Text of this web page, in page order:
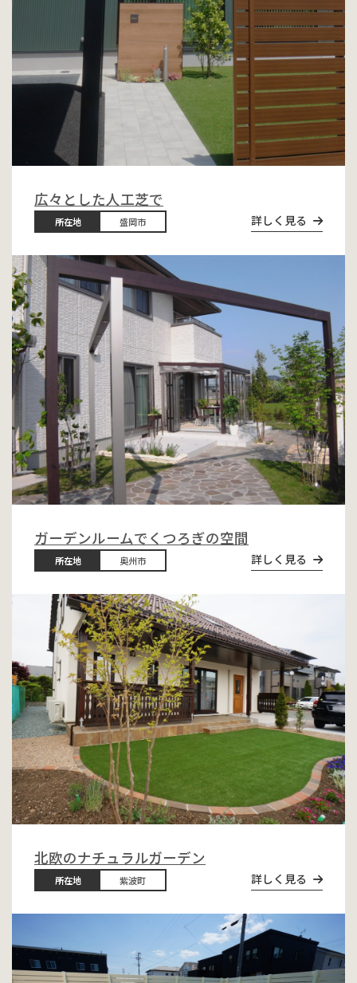
広々とした人工芝で
所在地 盛岡市 詳しく見る
ガーデンルームでくつろぎの空間
所在地 奥州市 詳しく見る
北欧のナチュラルガーデン
所在地 紫波町 詳しく見る